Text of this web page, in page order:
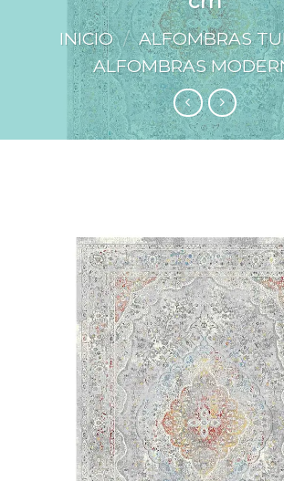
INICIO / ALFOMBRAS
ALFOMBRAS